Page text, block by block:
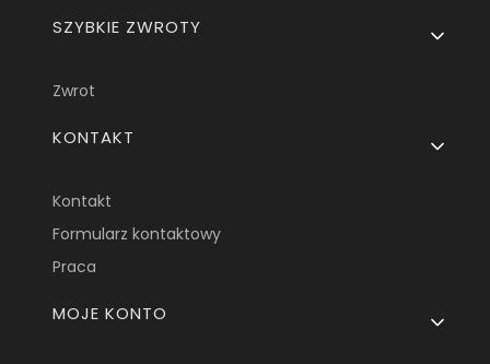
SZYBKIE ZWROTY
Zwrot
KONTAKT
Kontakt
Formularz kontaktowy
Praca
MOJE KONTO